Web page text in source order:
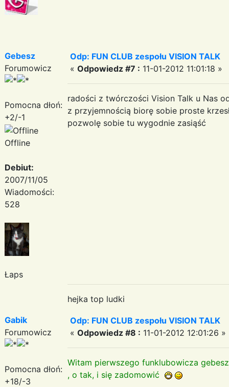
Gebesz
Forumowicz
Pomocna dłoń:
+2/-1
Offline
Debiut:
2007/11/05
Wiadomości:
528
Łaps
Odp: FUN CLUB zespołu VISION TALK
« Odpowiedz #7 : 11-01-2012 11:01:18 »
radości z twórczości Vision Talk u Nas
z przyjemnością biorę sobie proste
pozwolę sobie tu wygodnie zasiąść
hejka top ludki
Gabik
Forumowicz
Pomocna dłoń:
+18/-3
Odp: FUN CLUB zespołu VISION TALK
« Odpowiedz #8 : 11-01-2012 12:01:26 »
Witam pierwszego funklubowicza
, o tak, i się zadomowić